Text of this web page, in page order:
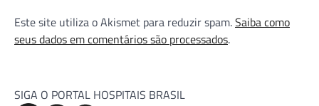
Este site utiliza o Akismet para reduzir spam.Saiba como
seus dados em comentários são processados.
SIGA O PORTAL HOSPITAIS BRASIL